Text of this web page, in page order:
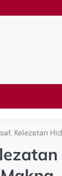
Kelezatan